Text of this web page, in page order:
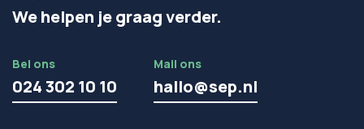
We helpen je graag verder.
Bel ons
024 302 10 10
Mail ons
hallo@sep.nl